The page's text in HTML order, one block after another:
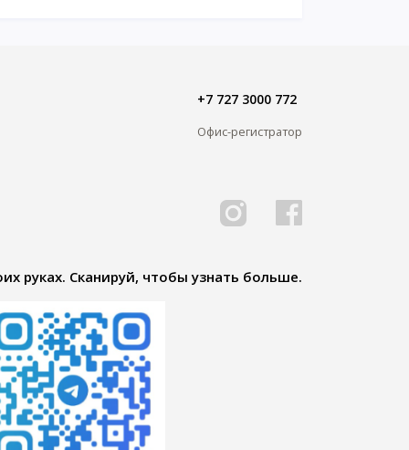
+7 727 3000 772
Офис-регистратор
руках. Сканируй, чтобы узнать больше.